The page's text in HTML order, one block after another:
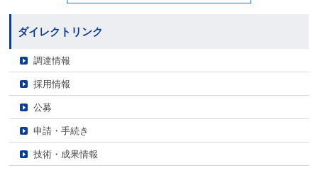
ダイレクトリンク
調達情報
採用情報
公募
申請・手続き
技術・成果情報